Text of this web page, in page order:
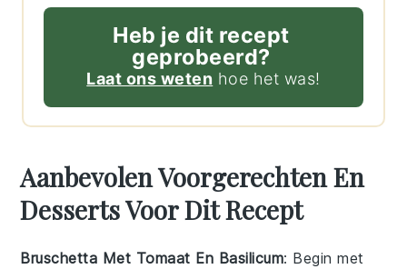
Heb je dit recept
geprobeerd?
Laat ons weten hoe het was!
Aanbevolen Voorgerechten En
Desserts Voor Dit Recept
Bruschetta Met Tomaat En Basilicum: Begin met